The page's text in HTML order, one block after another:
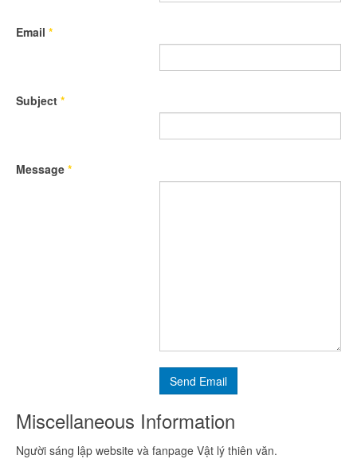
Email *
Subject *
Message *
Send Email
Miscellaneous Information
Người sáng lập website và fanpage Vật lý thiên văn.